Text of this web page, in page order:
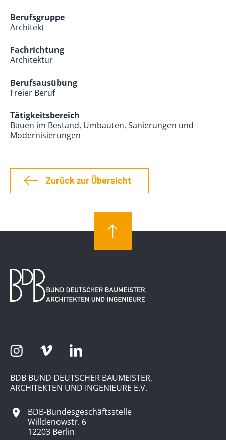
Berufsgruppe
Architekt
Fachrichtung
Architektur
Berufsausübung
Freier Beruf
Tätigkeitsbereich
Bauen im Bestand, Umbauten, Sanierungen und
Modernisierungen
Zurück zur Übersicht
BDB BUND DEUTSCHER BAUMEISTER,
ARCHITEKTEN UND INGENIEURE E.V.
BDB-Bundesgeschäftsstelle
Willdenowstr. 6
12203 Berlin